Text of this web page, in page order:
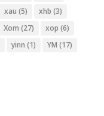
xau (5) xhb (3)
Xom (27) xop (6)
yinn (1) YM (17)